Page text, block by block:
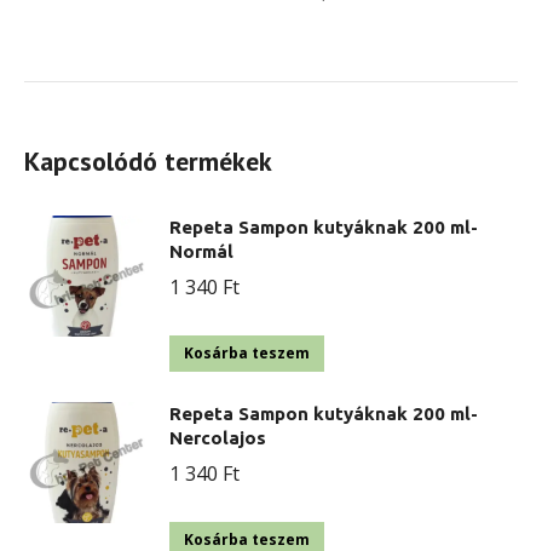
Kapcsolódó termékek
Repeta Sampon kutyáknak 200 ml-
Normál
1 340 Ft
Kosárba teszem
Repeta Sampon kutyáknak 200 ml-
Nercolajos
1 340 Ft
Kosárba teszem